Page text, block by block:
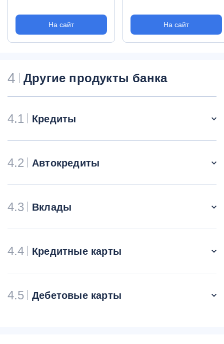
На сайт На сайт
4 Другие продукты банка
4.1 Кредиты
4.2 Автокредиты
4.3 Вклады
4.4 Кредитные карты
4.5 Дебетовые карты